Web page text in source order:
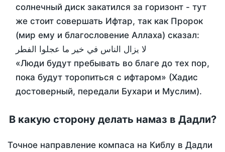
солнечный диск закатился за горизонт - тут
же стоит совершать Ифтар, так как Пророк
(мир ему и благословение Аллаха) сказал:
لا يزال الناس في خير ما عجلوا الفطر
«Люди будут пребывать во благе до тех пор,
пока будут торопиться с ифтаром» (Хадис
достоверный, передали Бухари и Муслим).
В какую сторону делать намаз в Дадли?
Точное направление компаса на Киблу в Дадли